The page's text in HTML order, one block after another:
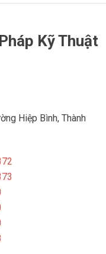
Kỹ Thuật
Hiệp Bình, Thành